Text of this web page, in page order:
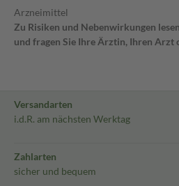
Arzneimittel
Zu Risiken und Nebenwirkungen
und fragen Sie Ihre Ärztin, Ihren Arzt
Versandarten
i.d.R. am nächsten Werktag
Zahlarten
sicher und bequem